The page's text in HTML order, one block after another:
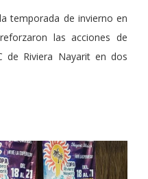
temporada de invierno en
las acciones de
de Riviera Nayarit en dos